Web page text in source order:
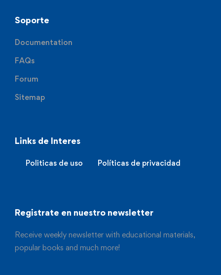
Soporte
Documentation
FAQs
Forum
Sitemap
Links de Interes
Politicas de uso Políticas de privacidad
Registrate en nuestro newsletter
Receive weekly newsletter with educational materials,
popular books and much more!